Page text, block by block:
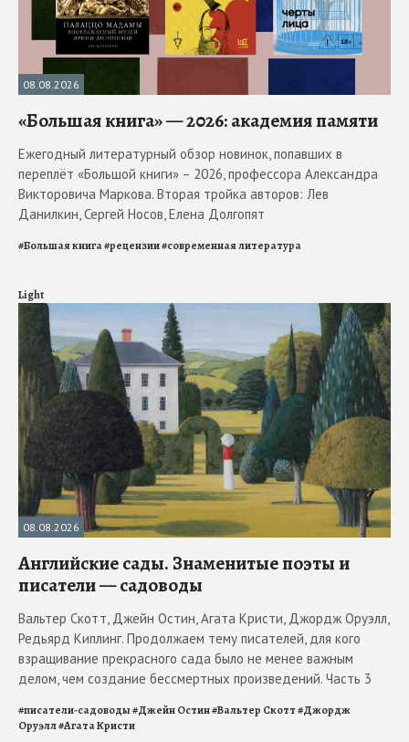
08.08.2026
«Большая книга» — 2026: академия памяти
Ежегодный литературный обзор новинок, попавших в
переплёт «Большой книги» – 2026, профессора Александра
Викторовича Маркова. Вторая тройка авторов: Лев
Данилкин, Сергей Носов, Елена Долгопят
#Большая книга#рецензии#современная литература
Light
08.08.2026
Английские сады. Знаменитые поэты и
писатели — садоводы
Вальтер Скотт, Джейн Остин, Агата Кристи, Джордж Оруэлл,
Редьярд Киплинг. Продолжаем тему писателей, для кого
взращивание прекрасного сада было не менее важным
делом, чем создание бессмертных произведений. Часть 3
#писатели-садоводы#Джейн Остин#Вальтер Скотт#Джордж
Оруэлл#Агата Кристи